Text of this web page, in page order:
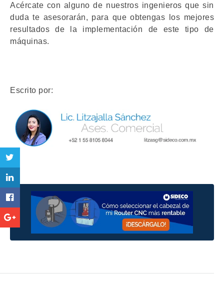
Acércate con alguno de nuestros ingenieros que sin
duda te asesorarán, para que obtengas los mejores
resultados de la implementación de este tipo de
máquinas.
Escrito por: